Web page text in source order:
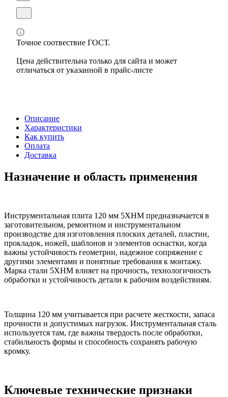
Точное соотвествие ГОСТ.
Цена действительна только для сайта и может
отличаться от указанной в прайс-листе
Описание
Характеристики
Как купить
Оплата
Доставка
Назначение и область применения
Инструментальная плита 120 мм 5ХНМ предназначается в
заготовительном, ремонтном и инструментальном
производстве для изготовления плоских деталей, пластин,
прокладок, ножей, шаблонов и элементов оснастки, когда
важны устойчивость геометрии, надежное сопряжение с
другими элементами и понятные требования к монтажу.
Марка стали 5ХНМ влияет на прочность, технологичность
обработки и устойчивость детали к рабочим воздействиям.
Толщина 120 мм учитывается при расчете жесткости, запаса
прочности и допустимых нагрузок. Инструментальная сталь
используется там, где важны твердость после обработки,
стабильность формы и способность сохранять рабочую
кромку.
Ключевые технические признаки